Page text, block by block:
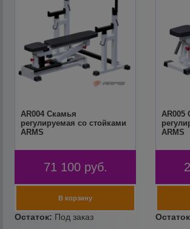
AR004 Скамья
регулируемая со стойками
ARMS
71 100 руб.
AR005
ARMS